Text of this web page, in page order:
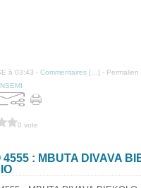
à 03:43 - Commentaires [ ] - Permalien
0 vote
4555 : MBUTA DIVAVA